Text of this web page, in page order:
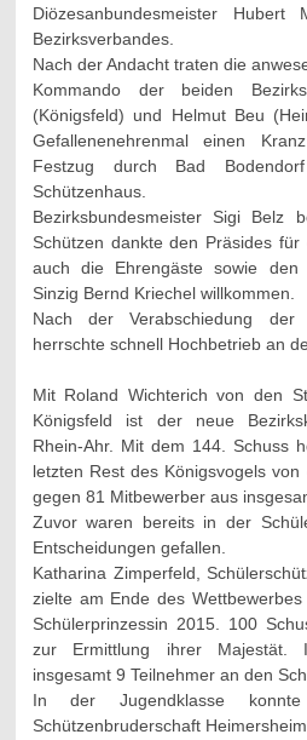
Diözesanbundesmeister
Bezirksverbandes.
Nach der Andacht traten die
Kommando der beiden
(Königsfeld) und Helmut Beu
Gefallenenehrenmal einen
Festzug durch Bad
Schützenhaus.
Bezirksbundesmeister Sigi Belz
Schützen dankte den Präsides
auch die Ehrengäste sowie den
Sinzig Bernd Kriechel willkommen.
Nach der Verabschiedung der
herrschte schnell Hochbetrieb an
Mit Roland Wichterich von den
Königsfeld ist der neue
Rhein-Ahr. Mit dem 144. Schuss
letzten Rest des Königsvogels
gegen 81 Mitbewerber aus
Zuvor waren bereits in der
Entscheidungen gefallen.
Katharina Zimperfeld,
zielte am Ende des
Schülerprinzessin 2015. 100
zur Ermittlung ihrer Majestät.
insgesamt 9 Teilnehmer an den
In der Jugendklasse
Schützenbruderschaft